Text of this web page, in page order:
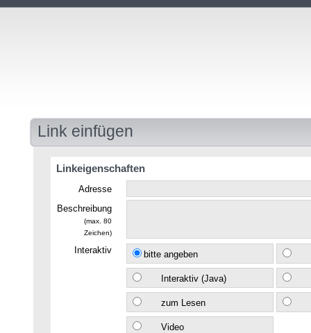
Link einfügen
Linkeigenschaften
Adresse
Beschreibung
(max. 80
Zeichen)
Interaktiv bitte angeben
Interaktiv (Java)
zum Lesen
Video